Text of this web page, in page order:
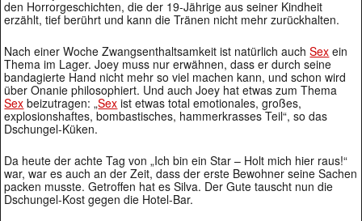
den Horrorgeschichten, die der 19-Jährige aus seiner Kindheit
erzählt, tief berührt und kann die Tränen nicht mehr zurückhalten.
Nach einer Woche Zwangsenthaltsamkeit ist natürlich auchSex ein
Thema im Lager. Joey muss nur erwähnen, dass er durch seine
bandagierte Hand nicht mehr so viel machen kann, und schon wird
über Onanie philosophiert. Und auch Joey hat etwas zum Thema
Sex beizutragen: „Sex ist etwas total emotionales, großes,
explosionshaftes, bombastisches, hammerkrasses Teil“, so das
Dschungel-Küken.
Da heute der achte Tag von „Ich bin ein Star – Holt mich hier raus!“
war, war es auch an der Zeit, dass der erste Bewohner seine Sachen
packen musste. Getroffen hat es Silva. Der Gute tauscht nun die
Dschungel-Kost gegen die Hotel-Bar.